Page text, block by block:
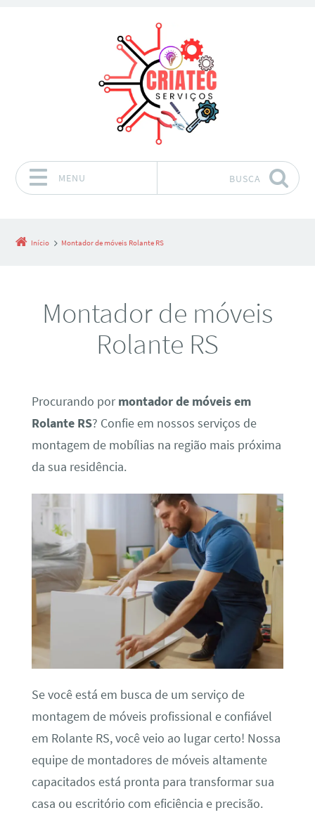
MENU BUSCA
Início Montador de móveis Rolante RS
Montador de móveis
Rolante RS
Procurando pormontador de móveis em
Rolante RS? Confie em nossos serviços de
montagem de mobílias na região mais próxima
da sua residência.
Se você está em busca de um serviço de
montagem de móveis profissional e confiável
em Rolante RS, você veio ao lugar certo! Nossa
equipe de montadores de móveis altamente
capacitados está pronta para transformar sua
casa ou escritório com eficiência e precisão.